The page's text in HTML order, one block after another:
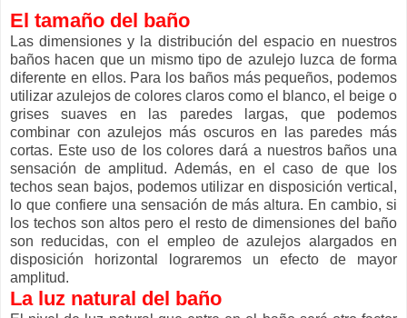
El tamaño del baño
Las dimensiones y la distribución del espacio en nuestros
baños hacen que un mismo tipo de azulejo luzca de forma
diferente en ellos. Para los baños más pequeños, podemos
utilizar azulejos de colores claros como el blanco, el beige o
grises suaves en las paredes largas, que podemos
combinar con azulejos más oscuros en las paredes más
cortas. Este uso de los colores dará a nuestros baños una
sensación de amplitud. Además, en el caso de que los
techos sean bajos, podemos utilizar en disposición vertical,
lo que confiere una sensación de más altura. En cambio, si
los techos son altos pero el resto de dimensiones del baño
son reducidas, con el empleo de azulejos alargados en
disposición horizontal lograremos un efecto de mayor
amplitud.
La luz natural del baño